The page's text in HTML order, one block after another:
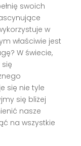
swoich
w
właściwie jest
W świecie,
się nie tyle
się bliżej
nasze
na wszystkie